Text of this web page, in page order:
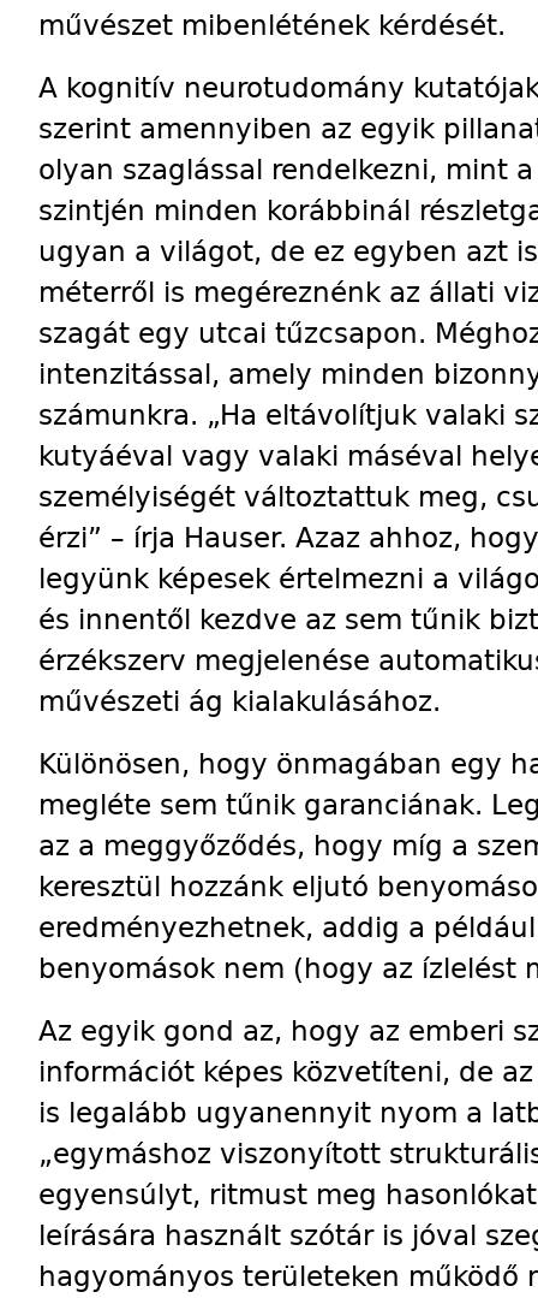
művészet mibenlétének kérdését.
A kognitív neurotudomány
szerint amennyiben az egyik
olyan szaglással rendelkezni, mint
szintjén minden korábbinál
ugyan a világot, de ez egyben azt
méterről is megéreznénk az állati
szagát egy utcai tűzcsapon.
intenzitással, amely minden
számunkra. „Ha eltávolítjuk valaki
kutyáéval vagy valaki máséval
személyiségét változtattuk meg,
érzi” – írja Hauser. Azaz ahhoz,
legyünk képesek értelmezni a
és innentől kezdve az sem tűnik
érzékszerv megjelenése
művészeti ág kialakulásához.
Különösen, hogy önmagában egy
megléte sem tűnik garanciának.
az a meggyőződés, hogy míg a
keresztül hozzánk eljutó
eredményezhetnek, addig a
benyomások nem (hogy az ízlelést
Az egyik gond az, hogy az emberi
információt képes közvetíteni, de
is legalább ugyanennyit nyom a
„egymáshoz viszonyított
egyensúlyt, ritmust meg
leírására használt szótár is jóval
hagyományos területeken működő